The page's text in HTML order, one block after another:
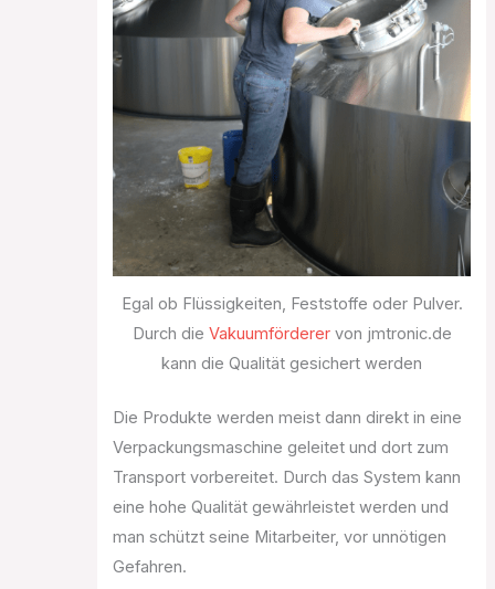
Egal ob Flüssigkeiten, Feststoffe oder Pulver.
Durch die Vakuumförderervon jmtronic.de
kann die Qualität gesichert werden
Die Produkte werden meist dann direkt in eine
Verpackungsmaschine geleitet und dort zum
Transport vorbereitet. Durch das System kann
eine hohe Qualität gewährleistet werden und
man schützt seine Mitarbeiter, vor unnötigen
Gefahren.